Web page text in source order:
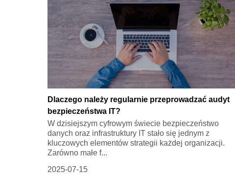
Dlaczego należy regularnie przeprowadzać audyt
bezpieczeństwa IT?
W dzisiejszym cyfrowym świecie bezpieczeństwo
danych oraz infrastruktury IT stało się jednym z
kluczowych elementów strategii każdej organizacji.
Zarówno małe f...
2025-07-15